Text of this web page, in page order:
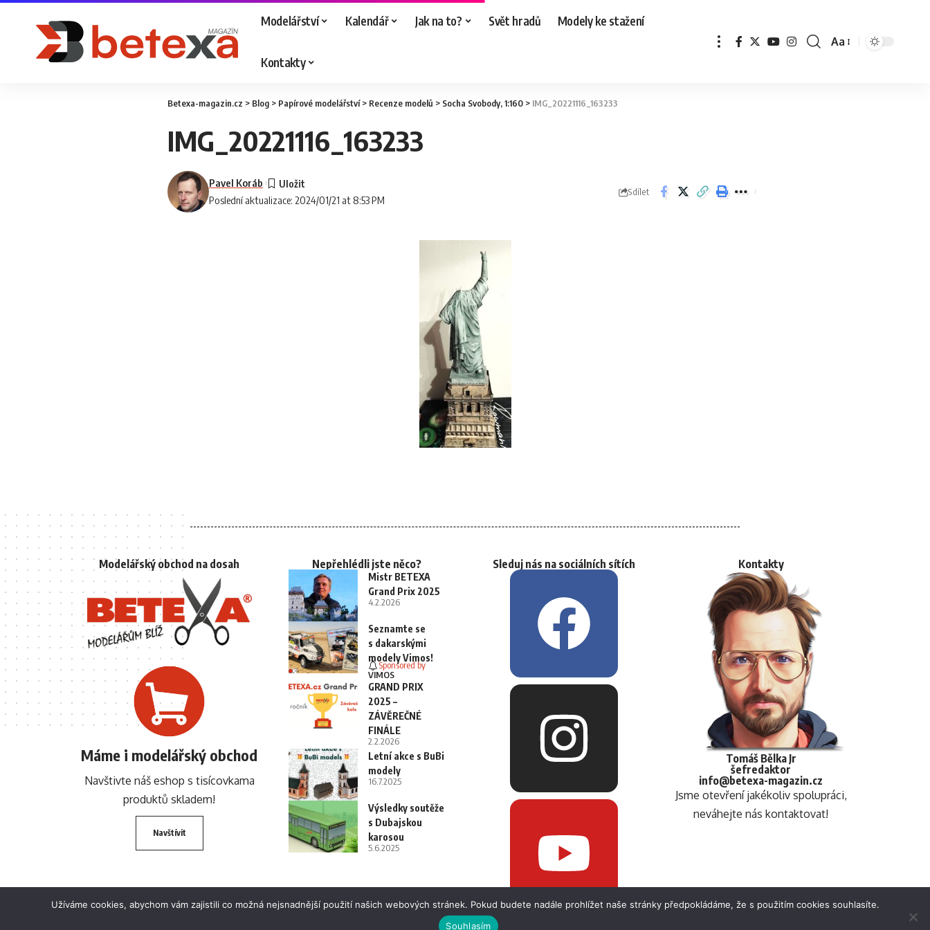
Modelářství Kalendář Jak na to? Svět hradů Modely ke stažení
Kontakty
Aa
Betexa-magazin.cz > Blog > Papírové modelářství> Recenze modelů > Socha Svobody, 1:160 > IMG_20221116_163233
IMG_20221116_163233
Poslední aktualizace: 2024/01/21 at 8:53 PM
Pavel Koráb
Sdílet
Modelářský obchod na dosah
Máme i modelářský obchod
Navštivte náš eshop s tisícovkama
produktů skladem!
Navštívit
Nepřehlédli jste něco?
Mistr BETEXA
Grand Prix 2025
4.2.2026
Seznamte se
s dakarskými
modely Vimos!
Sponsored by
VIMOS
GRAND PRIX
2025 –
ZÁVĚREČNÉ
FINÁLE
2.2.2026
Letní akce s BuBi
modely
16.7.2025
Výsledky soutěže
s Dubajskou
karosou
5.6.2025
Sleduj nás na sociálních sítích Kontakty
Tomáš Bělka Jr
šefredaktor
info@betexa-magazin.cz
Jsme otevření jakékoliv spolupráci,
neváhejte nás kontaktovat!
Užíváme cookies, abychom vám zajistili co možná nejsnadnější použití našich webových stránek. Pokud budete nadále prohlížet naše stránky předpokládáme, že s použitím cookies souhlasíte.
Souhlasím